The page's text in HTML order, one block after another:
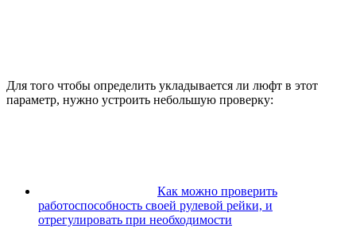
Для того чтобы определить укладывается ли люфт в этот
параметр, нужно устроить небольшую проверку:
Как можно проверить
работоспособность своей рулевой рейки, и
отрегулировать при необходимости